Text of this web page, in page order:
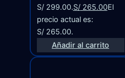
S/ 299.00.S/265.00El
precio actual es:
S/ 265.00.
Añadir al carrito